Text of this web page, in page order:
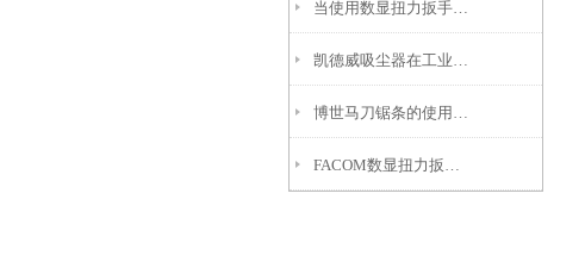
当使用数显扭力扳手超出量程范围后会发生哪些故障